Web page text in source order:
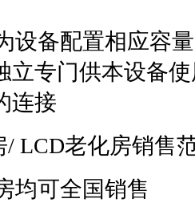
设备配置相应容
立专门供本设备
连接
/ LCD老化房销售
均可全国销售